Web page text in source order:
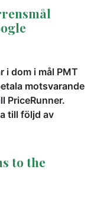
i dom i mål PMT
motsvarande
PriceRunner.
till följd av
to the